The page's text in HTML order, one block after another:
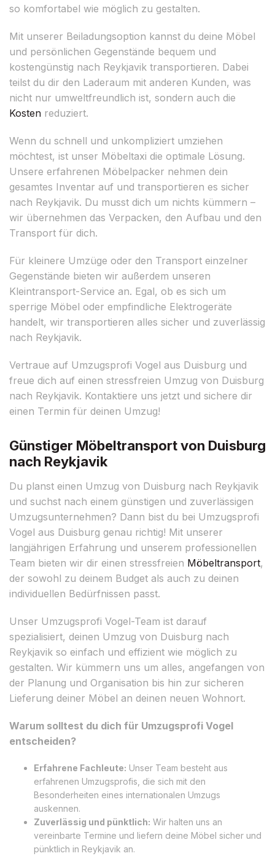
so komfortabel wie möglich zu gestalten.
Mit unserer Beiladungsoption kannst du deine Möbel
und persönlichen Gegenstände bequem und
kostengünstig nach Reykjavik transportieren. Dabei
teilst du dir den Laderaum mit anderen Kunden, was
nicht nur umweltfreundlich ist, sondern auch die
Kosten reduziert.
Wenn du schnell und unkompliziert umziehen
möchtest, ist unser Möbeltaxi die optimale Lösung.
Unsere erfahrenen Möbelpacker nehmen dein
gesamtes Inventar auf und transportieren es sicher
nach Reykjavik. Du musst dich um nichts kümmern –
wir übernehmen das Verpacken, den Aufbau und den
Transport für dich.
Für kleinere Umzüge oder den Transport einzelner
Gegenstände bieten wir außerdem unseren
Kleintransport-Service an. Egal, ob es sich um
sperrige Möbel oder empfindliche Elektrogeräte
handelt, wir transportieren alles sicher und zuverlässig
nach Reykjavik.
Vertraue auf Umzugsprofi Vogel aus Duisburg und
freue dich auf einen stressfreien Umzug von Duisburg
nach Reykjavik. Kontaktiere uns jetzt und sichere dir
einen Termin für deinen Umzug!
Günstiger Möbeltransport von Duisburg
nach Reykjavik
Du planst einen Umzug von Duisburg nach Reykjavik
und suchst nach einem günstigen und zuverlässigen
Umzugsunternehmen? Dann bist du bei Umzugsprofi
Vogel aus Duisburg genau richtig! Mit unserer
langjährigen Erfahrung und unserem professionellen
Team bieten wir dir einen stressfreien Möbeltransport,
der sowohl zu deinem Budget als auch zu deinen
individuellen Bedürfnissen passt.
Unser Umzugsprofi Vogel-Team ist darauf
spezialisiert, deinen Umzug von Duisburg nach
Reykjavik so einfach und effizient wie möglich zu
gestalten. Wir kümmern uns um alles, angefangen von
der Planung und Organisation bis hin zur sicheren
Lieferung deiner Möbel an deinen neuen Wohnort.
Warum solltest du dich für Umzugsprofi Vogel
entscheiden?
Erfahrene Fachleute: Unser Team besteht aus
erfahrenen Umzugsprofis, die sich mit den
Besonderheiten eines internationalen Umzugs
auskennen.
Zuverlässig und pünktlich: Wir halten uns an
vereinbarte Termine und liefern deine Möbel sicher und
pünktlich in Reykjavik an.